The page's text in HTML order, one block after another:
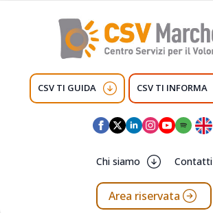
CSV TI GUIDA CSV TI INFORMA
Chi siamo Contatti
Area riservata